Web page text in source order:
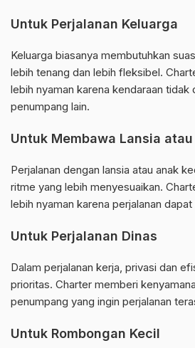
Untuk Perjalanan Keluarga
Keluarga biasanya membutuhkan
lebih tenang dan lebih fleksibel.
lebih nyaman karena kendaraan tidak
penumpang lain.
Untuk Membawa Lansia
Perjalanan dengan lansia atau anak
ritme yang lebih menyesuaikan.
lebih nyaman karena perjalanan
Untuk Perjalanan Dinas
Dalam perjalanan kerja, privasi dan
prioritas. Charter memberi
penumpang yang ingin perjalanan
Untuk Rombongan Kecil